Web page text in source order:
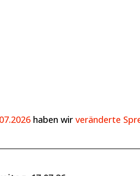
haben wir veränderte